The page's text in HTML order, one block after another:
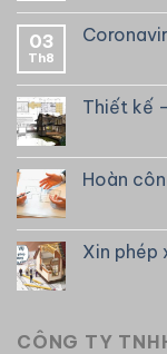
03
Th8
Thiết kế
Hoàn
Xin phép
CÔNG TY